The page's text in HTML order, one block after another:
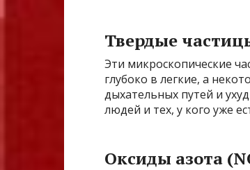
Твердые
Эти микроскопические
глубоко в легкие, а
дыхательных путей и
людей и тех, у кого уже
Оксиды азота